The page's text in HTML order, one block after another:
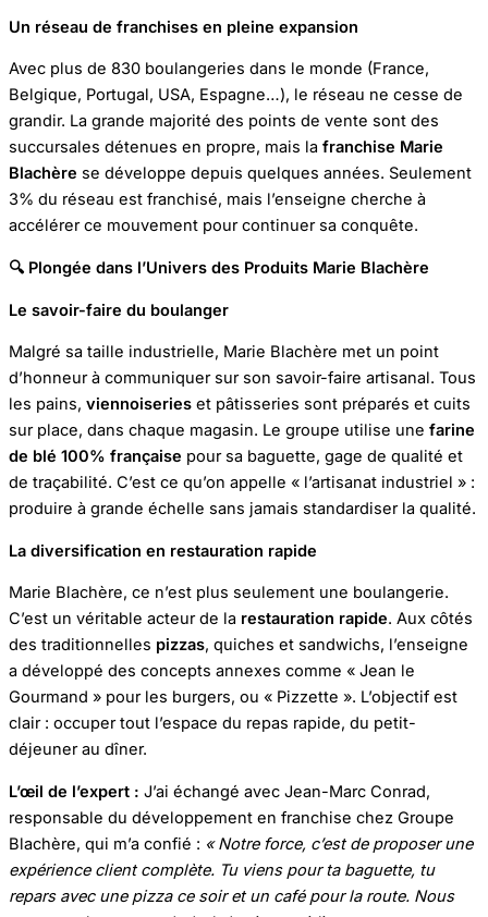
Un réseau de franchises en pleine expansion
Avec plus de 830 boulangeries dans le monde (France,
Belgique, Portugal, USA, Espagne…), le réseau ne cesse de
grandir. La grande majorité des points de vente sont des
succursales détenues en propre, mais la franchise Marie
Blachère se développe depuis quelques années. Seulement
3% du réseau est franchisé, mais l’enseigne cherche à
accélérer ce mouvement pour continuer sa conquête.
🔍 Plongée dans l’Univers des Produits Marie Blachère
Le savoir-faire du boulanger
Malgré sa taille industrielle, Marie Blachère met un point
d’honneur à communiquer sur son savoir-faire artisanal. Tous
les pains, viennoiseries et pâtisseries sont préparés et cuits
sur place, dans chaque magasin. Le groupe utilise une farine
de blé 100% française pour sa baguette, gage de qualité et
de traçabilité. C’est ce qu’on appelle « l’artisanat industriel » :
produire à grande échelle sans jamais standardiser la qualité.
La diversification en restauration rapide
Marie Blachère, ce n’est plus seulement une boulangerie.
C’est un véritable acteur de la restauration rapide. Aux côtés
des traditionnelles pizzas, quiches et sandwichs, l’enseigne
a développé des concepts annexes comme « Jean le
Gourmand » pour les burgers, ou « Pizzette ». L’objectif est
clair : occuper tout l’espace du repas rapide, du petit-
déjeuner au dîner.
L’œil de l’expert : J’ai échangé avec Jean-Marc Conrad,
responsable du développement en franchise chez Groupe
Blachère, qui m’a confié : « Notre force, c’est de proposer une
expérience client complète. Tu viens pour ta baguette, tu
repars avec une pizza ce soir et un café pour la route. Nous